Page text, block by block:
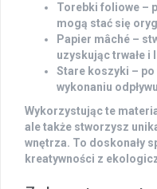
Torebki foliowe –
mogą stać się
Papier mâché –
uzyskując trwałe
Stare koszyki –
wykonaniu
Wykorzystując te
ale także stworzysz
wnętrza. To doskonały
kreatywności z